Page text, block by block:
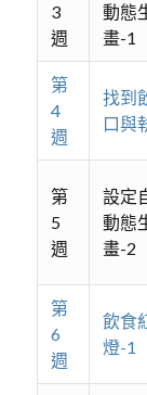
3
週
動態
畫-1
第
4
週
找到
口與
第
5
週
設定
動態
畫-2
第
6
週
飲食
燈-1